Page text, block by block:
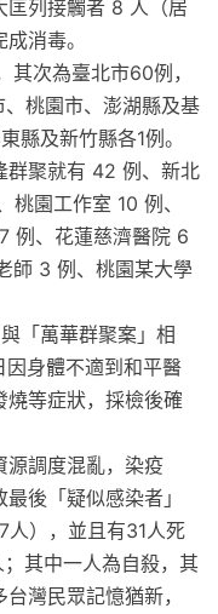
匡列接觸者 8 人（居
消毒。
次為臺北市60例，
桃園市、澎湖縣及基
縣及新竹縣各1例。
群聚就有 42 例、新北
園工作室 10 例、
例、花蓮慈濟醫院 6
師 3 例、桃園某大學
「萬華群聚案」相
身體不適到和平醫
燒等症狀，採檢後確
源調度混亂，染疫
後「疑似感染者」
人），並且有31人死
其中一人為自殺，其
灣民眾記憶猶新，